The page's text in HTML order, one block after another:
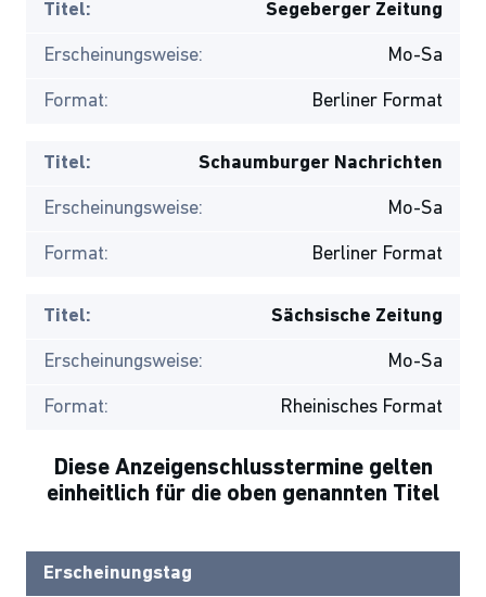
Titel: Segeberger Zeitung
Erscheinungsweise: Mo-Sa
Format: Berliner Format
Titel: Schaumburger Nachrichten
Erscheinungsweise: Mo-Sa
Format: Berliner Format
Titel: Sächsische Zeitung
Erscheinungsweise: Mo-Sa
Format: Rheinisches Format
Diese Anzeigenschlusstermine gelten
einheitlich für die oben genannten Titel
Erscheinungstag